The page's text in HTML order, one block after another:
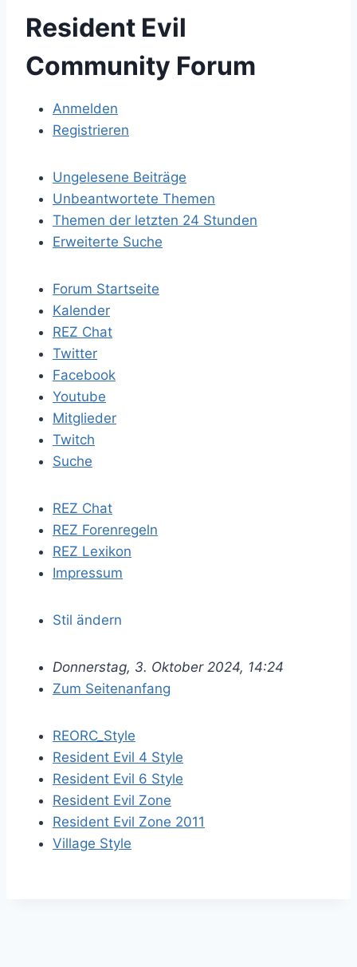
Resident Evil
Community Forum
Anmelden
Registrieren
Ungelesene Beiträge
Unbeantwortete Themen
Themen der letzten 24 Stunden
Erweiterte Suche
Forum Startseite
Kalender
REZ Chat
Twitter
Facebook
Youtube
Mitglieder
Twitch
Suche
REZ Chat
REZ Forenregeln
REZ Lexikon
Impressum
Stil ändern
Donnerstag, 3. Oktober 2024, 14:24
Zum Seitenanfang
REORC_Style
Resident Evil 4 Style
Resident Evil 6 Style
Resident Evil Zone
Resident Evil Zone 2011
Village Style